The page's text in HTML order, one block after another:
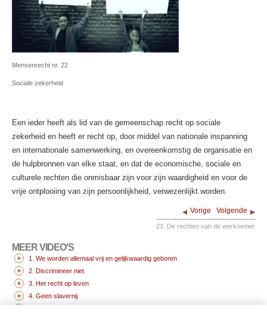
Mensenrecht nr. 22
Sociale zekerheid
Een ieder heeft als lid van de gemeenschap recht op sociale
zekerheid en heeft er recht op, door middel van nationale inspanning
en internationale samenwerking, en overeenkomstig de organisatie en
de hulpbronnen van elke staat, en dat de economische, sociale en
culturele rechten die onmisbaar zijn voor zijn waardigheid en voor de
vrije ontplooiing van zijn persoonlijkheid, verwezenlijkt worden.
Vorige Volgende
23. De rechten van de werknemer
MEER VIDEO'S
1. We worden allemaal vrij en gelijkwaardig geboren
2. Discrimineer niet
3. Het recht op leven
4. Geen slavernij